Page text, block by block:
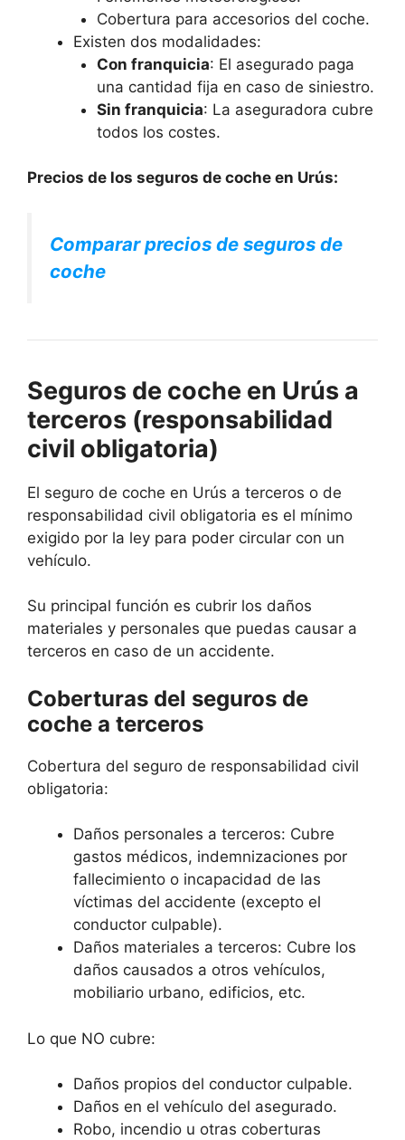
Cobertura para accesorios del coche.
Existen dos modalidades:
Con franquicia: El asegurado paga
una cantidad fija en caso de siniestro.
Sin franquicia: La aseguradora cubre
todos los costes.
Precios de los seguros de coche en Urús:
Comparar precios de seguros de
coche
Seguros de coche en Urús a
terceros (responsabilidad
civil obligatoria)
El seguro de coche en Urús a terceros o de
responsabilidad civil obligatoria es el mínimo
exigido por la ley para poder circular con un
vehículo.
Su principal función es cubrir los daños
materiales y personales que puedas causar a
terceros en caso de un accidente.
Coberturas del seguros de
coche a terceros
Cobertura del seguro de responsabilidad civil
obligatoria:
Daños personales a terceros: Cubre
gastos médicos, indemnizaciones por
fallecimiento o incapacidad de las
víctimas del accidente (excepto el
conductor culpable).
Daños materiales a terceros: Cubre los
daños causados a otros vehículos,
mobiliario urbano, edificios, etc.
Lo que NO cubre:
Daños propios del conductor culpable.
Daños en el vehículo del asegurado.
Robo, incendio u otras coberturas